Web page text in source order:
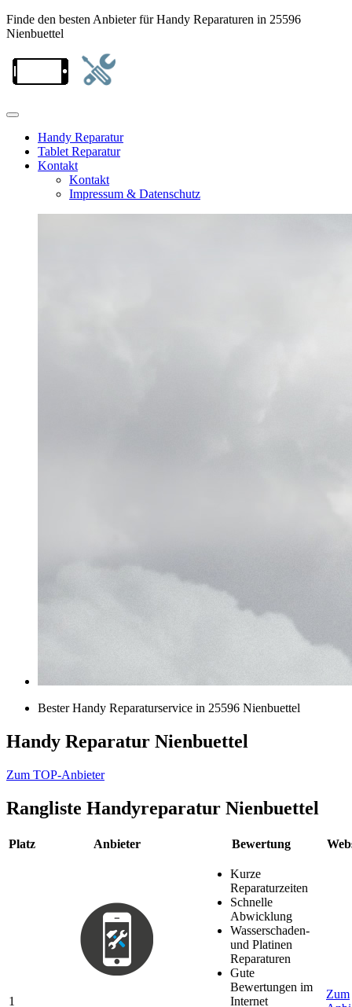
Finde den besten Anbieter für Handy Reparaturen in 25596
Nienbuettel
Handy Reparatur
Tablet Reparatur
Kontakt
Kontakt
Impressum & Datenschutz
Bester Handy Reparaturservice in 25596 Nienbuettel
Handy Reparatur Nienbuettel
Zum TOP-Anbieter
Rangliste Handyreparatur Nienbuettel
Platz Anbieter Bewertung
1
Kurze
Reparaturzeiten
Schnelle
Abwicklung
Wasserschaden-
und Platinen
Reparaturen
Gute
Bewertungen im
Internet
Zum